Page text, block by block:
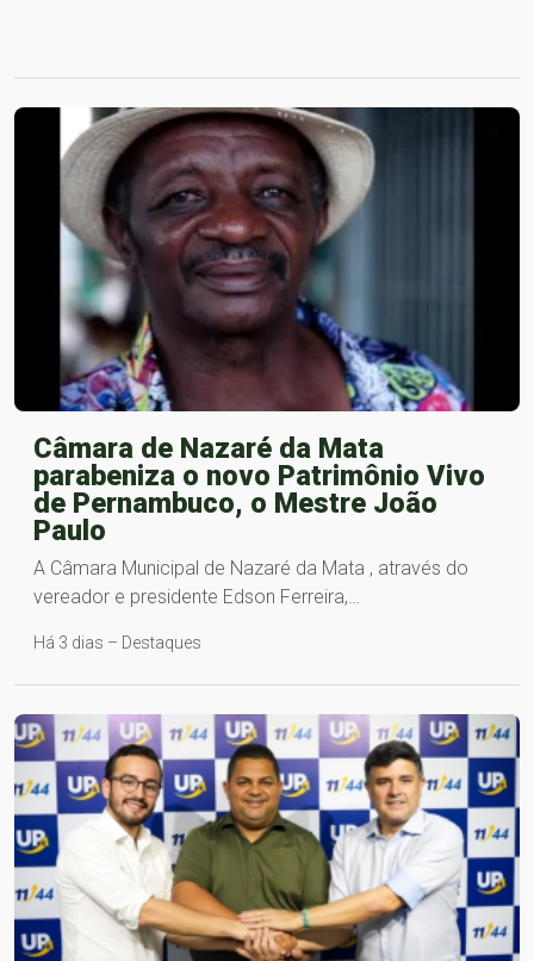
Câmara de Nazaré da Mata
parabeniza o novo Patrimônio Vivo
de Pernambuco, o Mestre João
Paulo
A Câmara Municipal de Nazaré da Mata , através do
vereador e presidente Edson Ferreira,…
Há 3 dias – Destaques